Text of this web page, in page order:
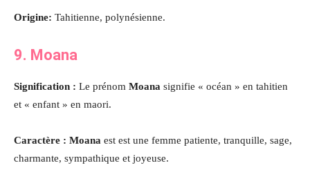
Origine: Tahitienne, polynésienne.
9. Moana
Signification : Le prénom Moana signifie « océan » en tahitien
et « enfant » en maori.
Caractère : Moana est est une femme patiente, tranquille, sage,
charmante, sympathique et joyeuse.